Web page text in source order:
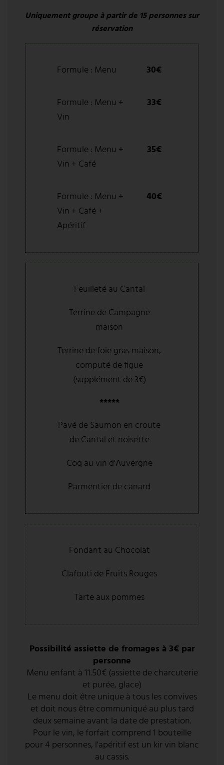
Uniquement groupe à partir de 15 personnes sur
réservation
Formule : Menu 30€
Formule : Menu +
Vin
33€
Formule : Menu +
Vin + Café
35€
Formule : Menu +
Vin + Café +
Apéritif
40€
Feuilleté au Cantal
Terrine de Campagne
maison
Terrine de foie gras maison,
computé de figue
(supplément de 3€)
*****
Pavé de Saumon en croute
de Cantal et noisette
Coq au vin d'Auvergne
Parmentier de canard
Fondant au Chocolat
Clafouti de Fruits Rouges
Tarte aux pommes
Possibilité assiette de fromages à 3€ par
personne
Menu enfant à 11.50€ (assiette de charcuterie
et purée, glace)
Le menu doit être unique à tous les convives
et doit nous être communiqué au plus tard
deux semaine avant la date de prestation.
Pour le vin, le forfait comprend 1 bouteille
pour 4 personnes, l'apéritif est un kir vin blanc
au cassis.